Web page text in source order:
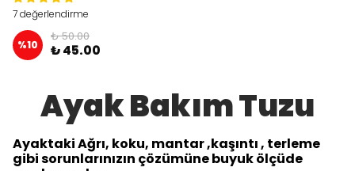
7 değerlendirme
%10
₺ 50.00
₺ 45.00
Ayak Bakım Tuzu
Ayaktaki Ağrı, koku, mantar ,kaşıntı , terleme
gibi sorunlarınızın çözümüne buyuk ölçüde